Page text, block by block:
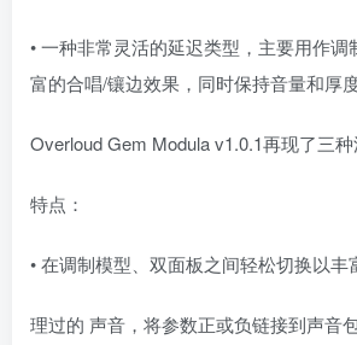
• 一种非常灵活的延迟类型，主要用作
富的合唱/镶边效果，同时保持音量和厚度
Overloud Gem Modula v1.0.1再现了三种
特点：
• 在调制模型、双面板之间轻松切换以丰
理过的 声音，将参数正或负链接到声音包